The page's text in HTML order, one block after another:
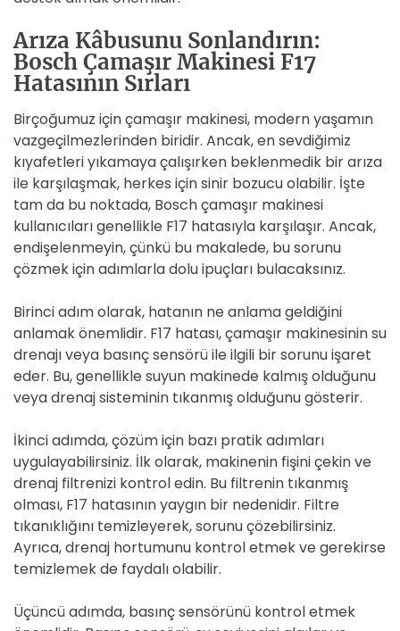
Arıza Kâbusunu Sonlandırın:
Bosch Çamaşır Makinesi F17
Hatasının Sırları
Birçoğumuz için çamaşır makinesi, modern yaşamın
vazgeçilmezlerinden biridir. Ancak, en sevdiğimiz
kıyafetleri yıkamaya çalışırken beklenmedik bir arıza
ile karşılaşmak, herkes için sinir bozucu olabilir. İşte
tam da bu noktada, Bosch çamaşır makinesi
kullanıcıları genellikle F17 hatasıyla karşılaşır. Ancak,
endişelenmeyin, çünkü bu makalede, bu sorunu
çözmek için adımlarla dolu ipuçları bulacaksınız.
Birinci adım olarak, hatanın ne anlama geldiğini
anlamak önemlidir. F17 hatası, çamaşır makinesinin su
drenajı veya basınç sensörü ile ilgili bir sorunu işaret
eder. Bu, genellikle suyun makinede kalmış olduğunu
veya drenaj sisteminin tıkanmış olduğunu gösterir.
İkinci adımda, çözüm için bazı pratik adımları
uygulayabilirsiniz. İlk olarak, makinenin fişini çekin ve
drenaj filtrenizi kontrol edin. Bu filtrenin tıkanmış
olması, F17 hatasının yaygın bir nedenidir. Filtre
tıkanıklığını temizleyerek, sorunu çözebilirsiniz.
Ayrıca, drenaj hortumunu kontrol etmek ve gerekirse
temizlemek de faydalı olabilir.
Üçüncü adımda, basınç sensörünü kontrol etmek